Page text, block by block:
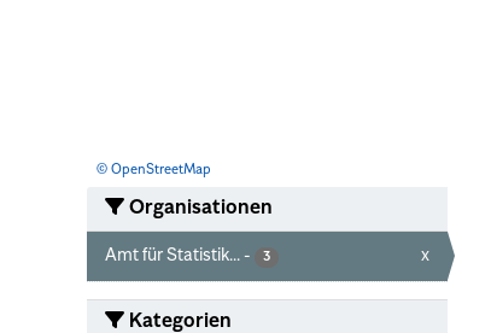
© OpenStreetMap
Organisationen
Amt für Statistik... - 3 x
Kategorien